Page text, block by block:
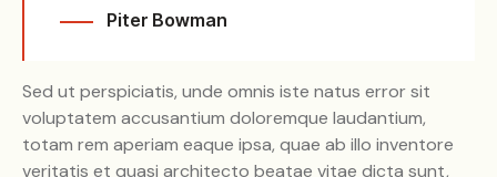
Piter Bowman
Sed ut perspiciatis, unde omnis iste natus error sit
voluptatem accusantium doloremque laudantium,
totam rem aperiam eaque ipsa, quae ab illo inventore
veritatis et quasi architecto beatae vitae dicta sunt,